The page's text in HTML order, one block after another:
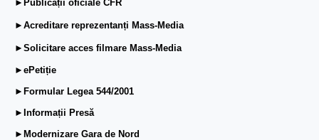
►Publicații oficiale CFR
►Acreditare reprezentanți Mass-Media
►Solicitare acces filmare Mass-Media
►ePetiție
►Formular Legea 544/2001
►Informații Presă
►Modernizare Gara de Nord